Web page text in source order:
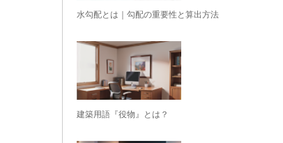
水勾配とは｜勾配の重要性と算出方法
建築用語『役物』とは？